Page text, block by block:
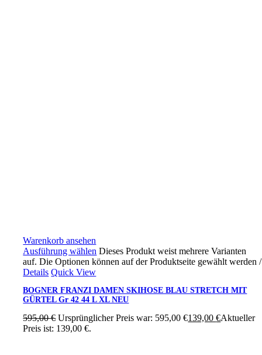
Warenkorb ansehen
Ausführung wählen Dieses Produkt weist mehrere Varianten
auf. Die Optionen können auf der Produktseite gewählt werden/
Details Quick View
BOGNER FRANZI DAMEN SKIHOSE BLAU STRETCH MIT
GÜRTEL Gr 42 44 L XL NEU
595,00€ Ursprünglicher Preis war: 595,00 €139,00€Aktueller
Preis ist: 139,00 €.